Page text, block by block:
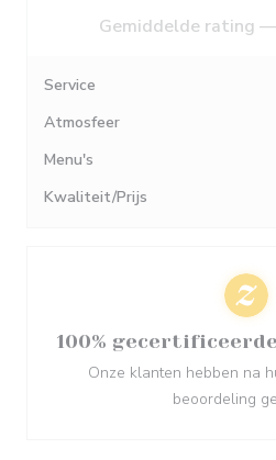
Gemiddelde rating —
Service
Atmosfeer
Menu's
Kwaliteit/Prijs
100%
Onze klanten hebben na
beoordeling